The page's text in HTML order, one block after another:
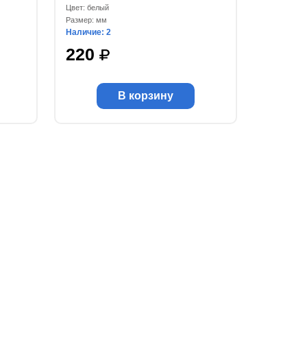
Цвет: белый
Размер: мм
Наличие: 2
220
В корзину